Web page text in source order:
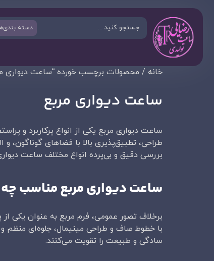
خانه / محصولات برچسب خورده “ساعت دیواری
ساعت دیواری مربع
ساعت دیواری مربع یکی از انواع پرکاربرد و
طراحی، تطبیق‌پذیری بالا با فضاهای گوناگون،
بررسی دقیق و بی‌پرده انواع مختلف ساعت
ساعت دیواری مربع مناسب
برخلاف تصور عمومی، فرم مربع به عنوان یکی
با خطوط صاف و طراحی مینیمال، جلوه‌ای
سادگی و طبیعت را تقویت می‌کنند.